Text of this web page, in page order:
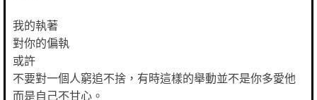
我的執著
對你的偏執
或許
不要對一個人窮追不捨，有時這樣的舉動並不是你多愛他
而是自己不甘心。